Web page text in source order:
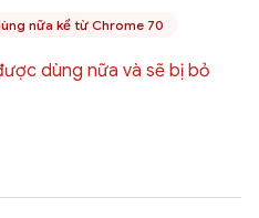
nữa kể từ Chrome 70
dùng nữa và sẽ bị bỏ